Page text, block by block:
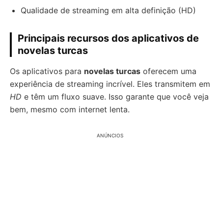
Qualidade de streaming em alta definição (HD)
Principais recursos dos aplicativos de
novelas turcas
Os aplicativos para novelas turcas oferecem uma
experiência de streaming incrível. Eles transmitem em
HD e têm um fluxo suave. Isso garante que você veja
bem, mesmo com internet lenta.
ANÚNCIOS